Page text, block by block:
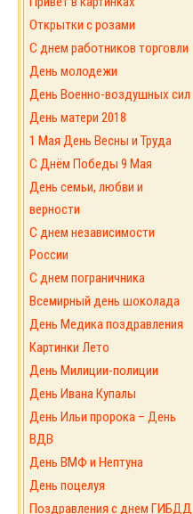
Открытки с розами
С днем работников торговли
День молодежи
День Военно-воздушных сил
День матери 2018
1 Мая День Весны и Труда
С Днём Победы 9 Мая
День семьи, любви и
верности
С днем независимости
России
С днем пограничника
Всемирный день шоколада
День Медика поздравления
Картинки Лето
День Милиции-полиции
День Ивана Купалы
День Ильи пророка – День
ВДВ
День ВМФ и Нептуна
День поцелуя
Поздравления с днем ГИБДД